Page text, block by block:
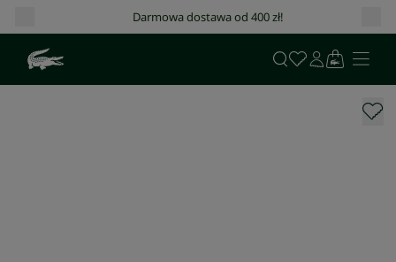
Darmowa dostawa od 400 zł!